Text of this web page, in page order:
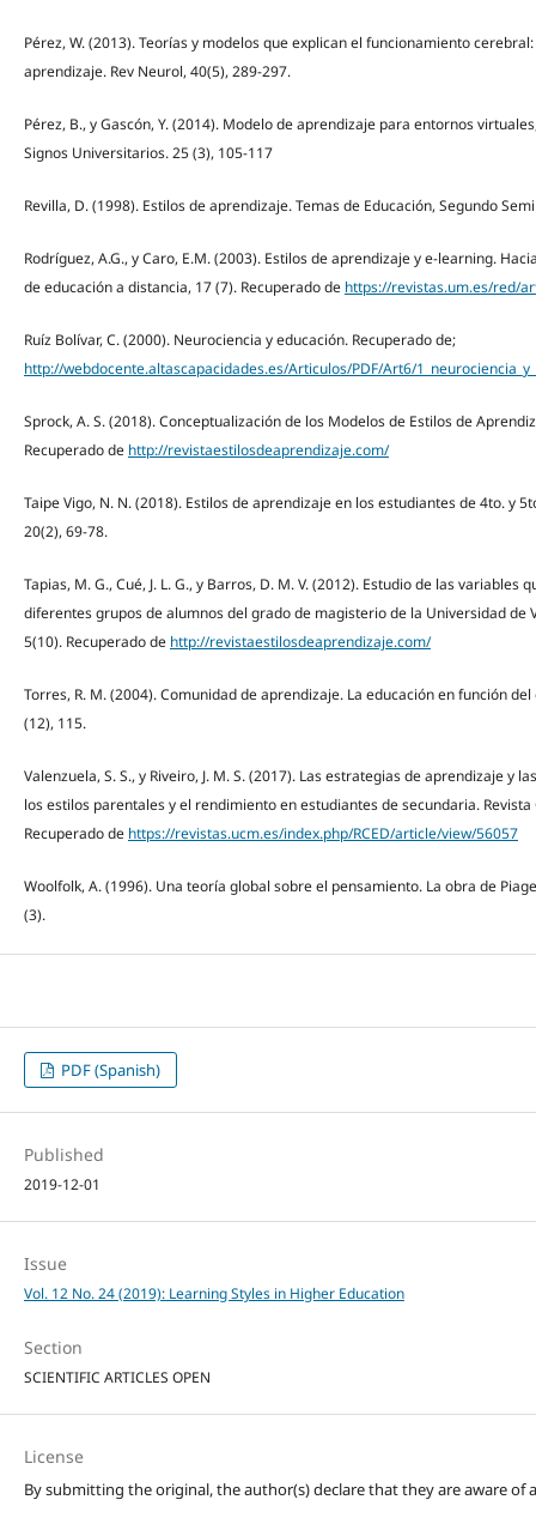
Pérez, W. (2013). Teorías y modelos que explican el funcionamiento
aprendizaje. Rev Neurol, 40(5), 289-297.
Pérez, B., y Gascón, Y. (2014). Modelo de aprendizaje para entornos
Signos Universitarios. 25 (3), 105-117
Revilla, D. (1998). Estilos de aprendizaje. Temas de Educación, Segundo
Rodríguez, A.G., y Caro, E.M. (2003). Estilos de aprendizaje y e-learning.
de educación a distancia, 17 (7). Recuperado de https://revistas.um.es/red/
Ruíz Bolívar, C. (2000). Neurociencia y educación. Recuperado de;
http://webdocente.altascapacidades.es/Articulos/PDF/Art6/
Sprock, A. S. (2018). Conceptualización de los Modelos de Estilos de
Recuperado de http://revistaestilosdeaprendizaje.com/
Taipe Vigo, N. N. (2018). Estilos de aprendizaje en los estudiantes de 4to. y
20(2), 69-78.
Tapias, M. G., Cué, J. L. G., y Barros, D. M. V. (2012). Estudio de las
diferentes grupos de alumnos del grado de magisterio de la Universidad de
5(10). Recuperado de http://revistaestilosdeaprendizaje.com/
Torres, R. M. (2004). Comunidad de aprendizaje. La educación en función
(12), 115.
Valenzuela, S. S., y Riveiro, J. M. S. (2017). Las estrategias de aprendizaje y
los estilos parentales y el rendimiento en estudiantes de secundaria.
Recuperado de https://revistas.ucm.es/index.php/RCED/article/view/56057
Woolfolk, A. (1996). Una teoría global sobre el pensamiento. La obra de
(3).
PDF (Spanish)
Published
2019-12-01
Issue
Vol. 12 No. 24 (2019): Learning Styles in Higher Education
Section
SCIENTIFIC ARTICLES OPEN
License
By submitting the original, the author(s) declare that they are aware of